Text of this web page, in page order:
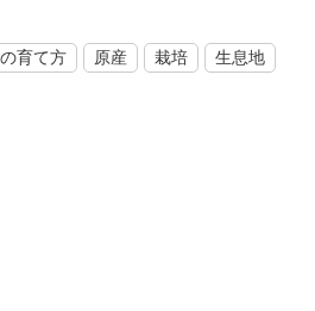
育て方 原産 栽培
生息地